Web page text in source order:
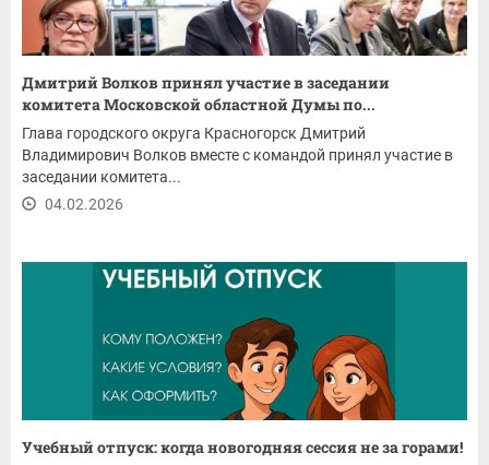
Дмитрий Волков принял участие в заседании
комитета Московской областной Думы по...
Глава городского округа Красногорск Дмитрий
Владимирович Волков вместе с командой принял участие в
заседании комитета...
04.02.2026
Учебный отпуск: когда новогодняя сессия не за горами!